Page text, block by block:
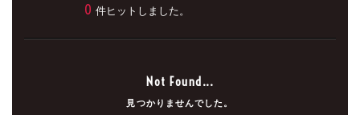
0 件ヒットしました。
Not Found...
見つかりませんでした。